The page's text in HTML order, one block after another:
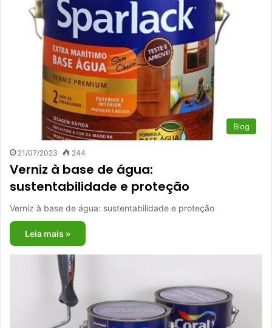
Blog
21/07/2023 244
Verniz à base de água:
sustentabilidade e proteção
Verniz à base de água: sustentabilidade e proteção
Leia mais »